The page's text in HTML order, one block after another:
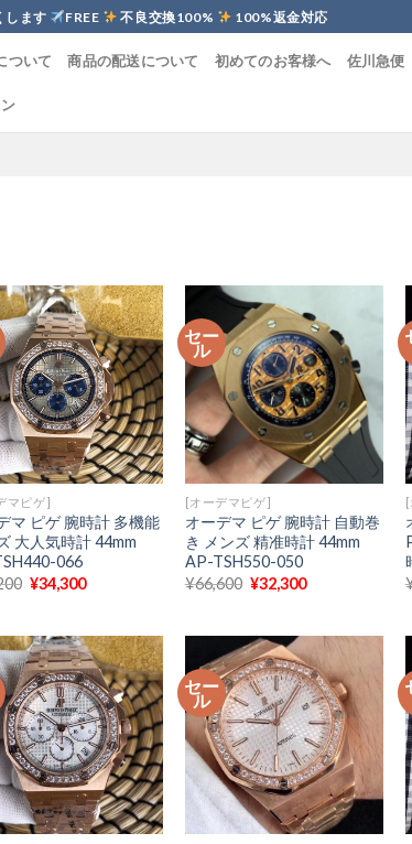
します FREE 不良交換100% 100%返金対応
ついて 商品の配送について 初めてのお客様へ 佐川急便
マピゲ]
マ ピゲ 腕時計 多機能
大人気時計 44mm
066
元
は
¥83,200
で
し
た。
¥34,300現
格
は
¥34,300
で
す。
セー
ル
[オーデマピゲ]
オーデマ ピゲ 腕時計 自動巻
き メンズ 精准時計 44mm
AP-TSH550-050
¥66,600 元
は
¥66,600
で
し
た。
¥32,300現
は
¥32,300
で
す。
セー
ル